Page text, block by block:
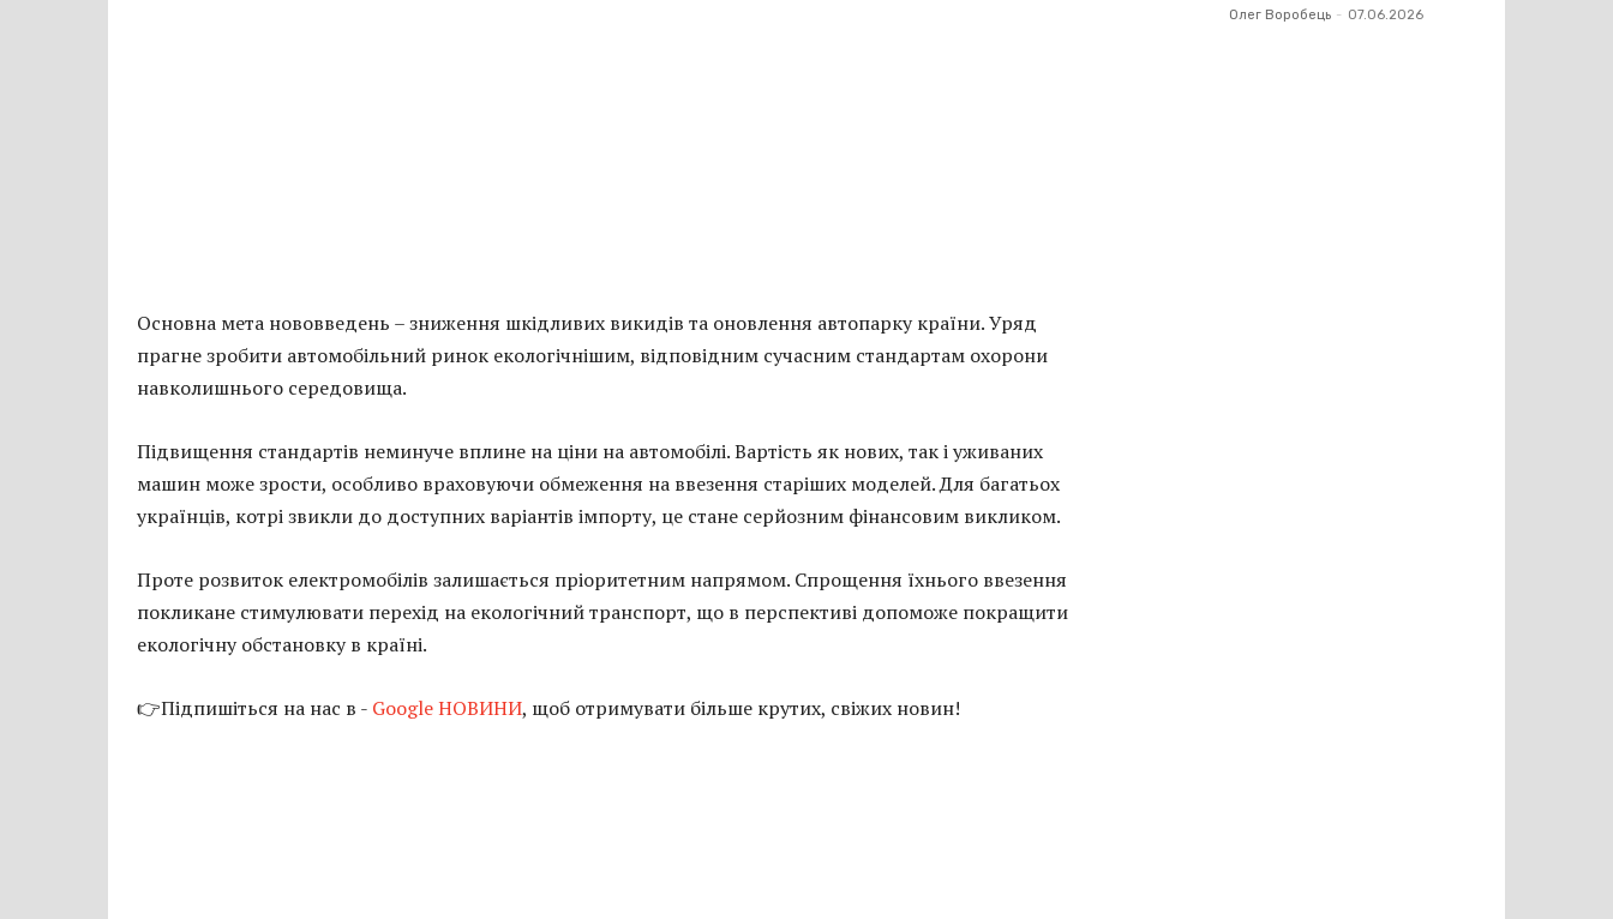
Основна мета нововведень – зниження шкідливих викидів та оновлення автопарку країни. Уряд
прагне зробити автомобільний ринок екологічнішим, відповідним сучасним стандартам охорони
навколишнього середовища.
Підвищення стандартів неминуче вплине на ціни на автомобілі. Вартість як нових, так і уживаних
машин може зрости, особливо враховуючи обмеження на ввезення старіших моделей. Для багатьох
українців, котрі звикли до доступних варіантів імпорту, це стане серйозним фінансовим викликом.
Проте розвиток електромобілів залишається пріоритетним напрямом. Спрощення їхнього ввезення
покликане стимулювати перехід на екологічний транспорт, що в перспективі допоможе покращити
екологічну обстановку в країні.
👉Підпишіться на нас в - Google НОВИНИ, щоб отримувати більше крутих, свіжих новин!
Олег Воробець - 07.06.2026